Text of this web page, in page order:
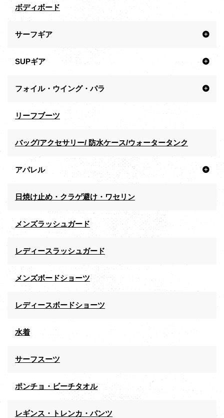
ボディボード
サーフギア
SUPギア
フォイル・ウイング・パラ
リーフブーツ
バッグ/アクセサリー/ 防水ケース/ウォータータンク
アパレル
日焼け止め・クラゲ避け・ワセリン
メンズラッシュガード
レディースラッシュガード
メンズボードショーツ
レディースボードショーツ
水着
サーフスーツ
ポンチョ・ビーチタオル
レギンス・トレンカ・パンツ